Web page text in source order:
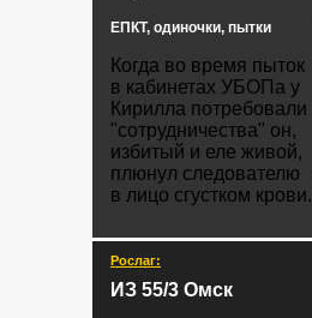
ЕПКТ, одиночки, пытки
Когда во время пыток
в кабинетах УБОПа у
Кирилла потребовали
"сотрудничества" он,
избитый и еле живой,
плюнул следователю
в лицо сгустком крови.
Рослаг:
ИЗ 55/3 Омск